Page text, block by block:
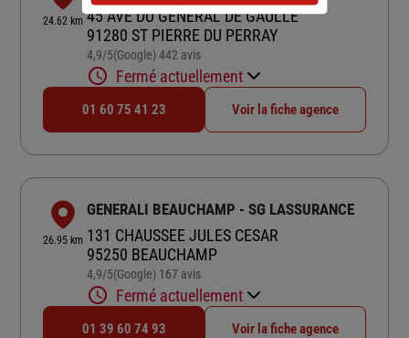
24.62 km 45 AVE DU GENERAL DE GAULLE
91280 ST PIERRE DU PERRAY
4,9/5Note de 4.9 sur 5
(Google) 442 avis
Fermé actuellement
01 60 75 41 23 Voir la fiche agence
26.95 km
GENERALI BEAUCHAMP - SG LASSURANCE
131 CHAUSSEE JULES CESAR
95250 BEAUCHAMP
4,9/5Note de 4.9 sur 5
(Google) 167 avis
Fermé actuellement
01 39 60 74 93 Voir la fiche agence